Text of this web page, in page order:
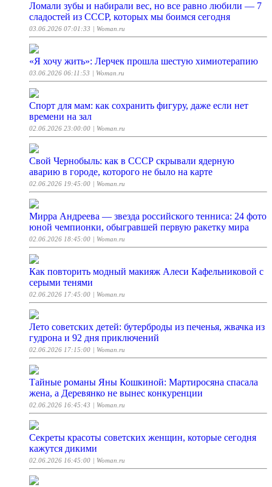
Ломали зубы и набирали вес, но все равно любили — 7
сладостей из СССР, которых мы боимся сегодня
03.06.2026 07:01:33 | Woman.ru
«Я хочу жить»: Лерчек прошла шестую химиотерапию
03.06.2026 06:11:53 | Woman.ru
Спорт для мам: как сохранить фигуру, даже если нет
времени на зал
02.06.2026 23:00:00 | Woman.ru
Свой Чернобыль: как в СССР скрывали ядерную
аварию в городе, которого не было на карте
02.06.2026 19:45:00 | Woman.ru
Мирра Андреева — звезда российского тенниса: 24 фото
юной чемпионки, обыгравшей первую ракетку мира
02.06.2026 18:45:00 | Woman.ru
Как повторить модный макияж Алеси Кафельниковой с
серыми тенями
02.06.2026 17:45:00 | Woman.ru
Лето советских детей: бутерброды из печенья, жвачка из
гудрона и 92 дня приключений
02.06.2026 17:15:00 | Woman.ru
Тайные романы Яны Кошкиной: Мартиросяна спасала
жена, а Деревянко не вынес конкуренции
02.06.2026 16:45:43 | Woman.ru
Секреты красоты советских женщин, которые сегодня
кажутся дикими
02.06.2026 16:45:00 | Woman.ru